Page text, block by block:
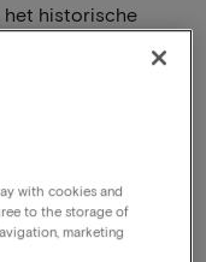
het historische
Randstad. Het
als
bij JRE) en
2011 hebben
geopend en de
Tijdloze grandeur
comfort,
with cookies and
to the storage of
marketing